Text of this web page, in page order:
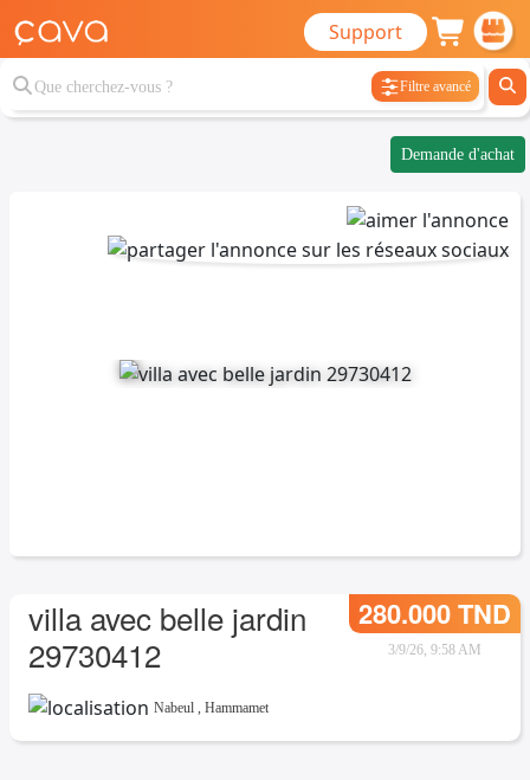
Support
Filtre avancé
Demande d'achat
villa avec belle jardin
29730412
280.000 TND
3/9/26, 9:58 AM
Nabeul , Hammamet